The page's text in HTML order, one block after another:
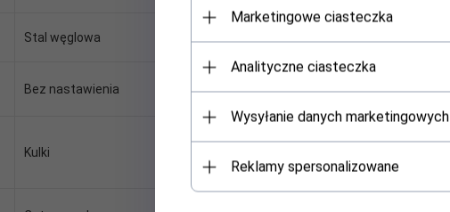
Stal węglowa
Bez nastawienia
Kulki
Marketingowe ciasteczka
Analityczne ciasteczka
Wysyłanie danych marketingowych
Reklamy spersonalizowane